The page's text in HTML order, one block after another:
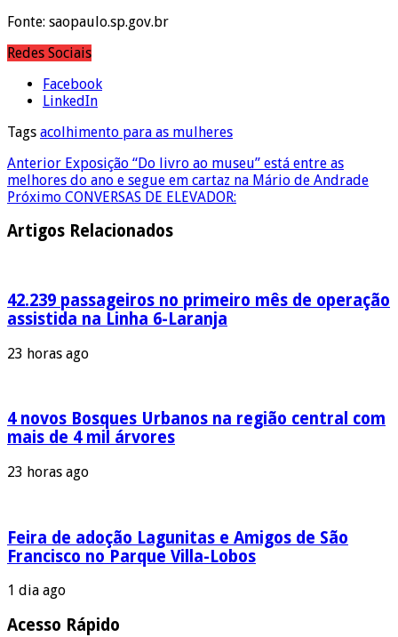
Fonte: saopaulo.sp.gov.br
Redes Sociais
Facebook
LinkedIn
Tags acolhimento para as mulheres
Anterior Exposição “Do livro ao museu” está entre as
melhores do ano e segue em cartaz na Mário de Andrade
Próximo CONVERSAS DE ELEVADOR:
Artigos Relacionados
42.239 passageiros no primeiro mês de operação
assistida na Linha 6-Laranja
23 horas ago
4 novos Bosques Urbanos na região central com
mais de 4 mil árvores
23 horas ago
Feira de adoção Lagunitas e Amigos de São
Francisco no Parque Villa-Lobos
1 dia ago
Acesso Rápido